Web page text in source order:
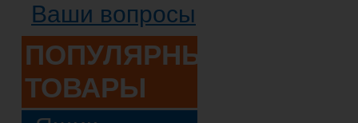
Ваши вопросы
ПОПУЛЯРНЫЕ
ТОВАРЫ